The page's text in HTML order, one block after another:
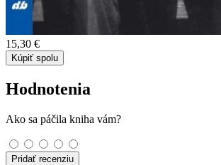
15,30 €
Kúpiť spolu
Hodnotenia
Ako sa páčila kniha vám?
Pridať recenziu